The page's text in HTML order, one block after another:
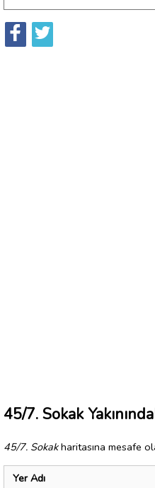
45/7. Sokak
45/7. Sokakharitasına mesafe
Yer Adı